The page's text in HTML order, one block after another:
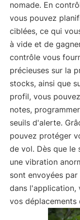
nomade. En
vous pouvez
ciblées, ce qui
à vide et de
contrôle vous
précieuses sur la
stocks, ainsi que
profil, vous
notes,
seuils d'alerte.
pouvez protéger
de vol. Dès que le
une vibration
sont envoyées
dans l'application,
vos déplacements